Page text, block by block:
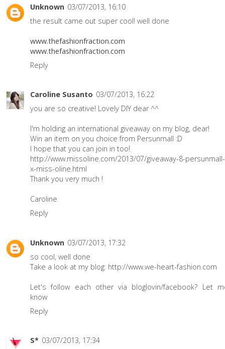
Unknown 03/07/2013, 16:10
the result came out super cool! well done
www.thefashionfraction.com
www.thefashionfraction.com
Reply
Caroline Susanto 03/07/2013, 16:22
you are so creative! Lovely DIY dear ^^
I'm holding an international giveaway on my blog, dear!
Win an item on you choice from Persunmall :D
I hope that you can join in too!
http://www.missoline.com/2013/07/giveaway-8-persunmall-
x-miss-oline.html
Thank you very much !
Caroline
Reply
Unknown 03/07/2013, 17:32
so cool, well done
Take a look at my blog: http://www.we-heart-fashion.com
Let's follow each other via bloglovin/facebook? Let
know
Reply
S* 03/07/2013, 17:34